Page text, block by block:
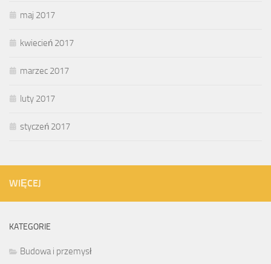
maj 2017
kwiecień 2017
marzec 2017
luty 2017
styczeń 2017
WIĘCEJ
KATEGORIE
Budowa i przemysł